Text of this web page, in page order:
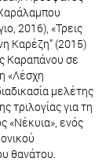
2016), «Τρεις
Καρέζη” (2015)
Καραπάνου σε
«Λέσχη
μελέτης
τριλογίας για τη
«Νέκυια», ενός
θανάτου.